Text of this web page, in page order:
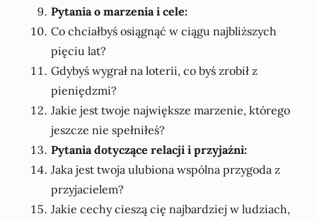
Pytania o marzenia i cele:
Co chciałbyś osiągnąć w ciągu najbliższych
pięciu lat?
Gdybyś wygrał na loterii, co byś zrobił z
pieniędzmi?
Jakie jest twoje największe marzenie, którego
jeszcze nie spełniłeś?
Pytania dotyczące relacji i przyjaźni:
Jaka jest twoja ulubiona wspólna przygoda z
przyjacielem?
Jakie cechy cieszą cię najbardziej w ludziach,